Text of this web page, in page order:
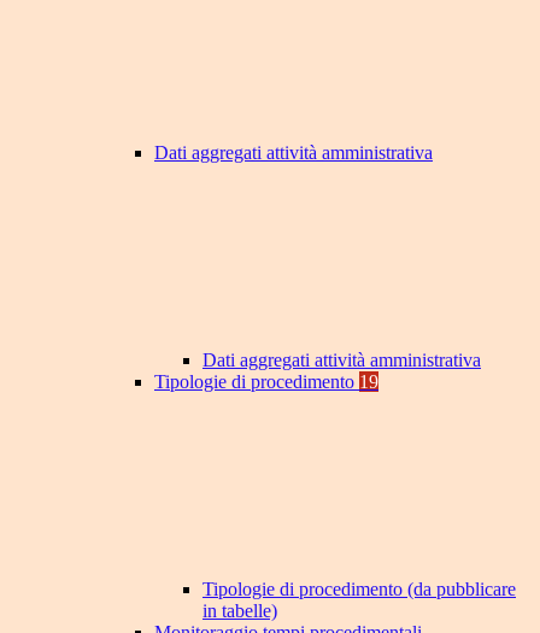
Dati aggregati attività amministrativa
Dati aggregati attività amministrativa
Tipologie di procedimento 19
Tipologie di procedimento (da pubblicare
in tabelle)